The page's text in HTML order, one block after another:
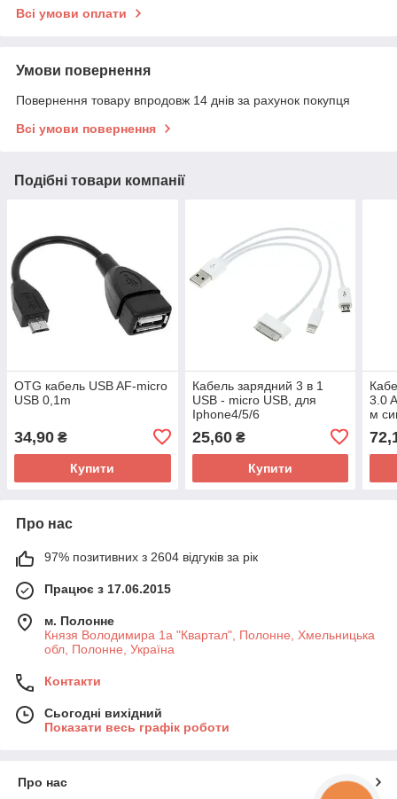
Всі умови оплати
Умови повернення
Повернення товару впродовж 14 днів за рахунок покупця
Всі умови повернення
Подібні товари компанії
OTG кабель USB AF-micro
USB 0,1m
34,90 ₴
Купити
Кабель зарядний 3 в 1
USB - micro USB, для
Iphone4/5/6
25,60₴
Купити
3.0
м
Про нас
97% позитивних з 2604 відгуків за рік
Працює з 17.06.2015
м. Полонне
Князя Володимира 1а "Квартал", Полонне, Хмельницька
обл, Полонне, Україна
Контакти
Сьогодні вихідний
Показати весь графік роботи
Про нас